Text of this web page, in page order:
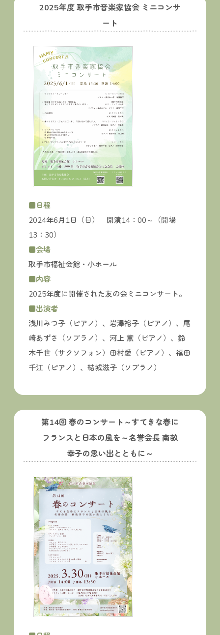
2025年度 取手市音楽家協会 ミニコンサ
ート
■日程
2024年6月1日（日） 開演14：00～（開場
13：30）
■会場
取手市福祉会館・小ホール
■内容
2025年度に開催された友の会ミニコンサート。
■出演者
浅川みつ子（ピアノ）、岩澤裕子（ピアノ）、尾
崎あずさ（ソプラノ）、河上 薫（ピアノ）、鈴
木千世（サクソフォン）田村愛（ピアノ）、福田
千江（ピアノ）、結城滋子（ソプラノ）
第14回 春のコンサート～すてきな春に
フランスと日本の風を～名誉会長 南畝
幸子の思い出とともに～